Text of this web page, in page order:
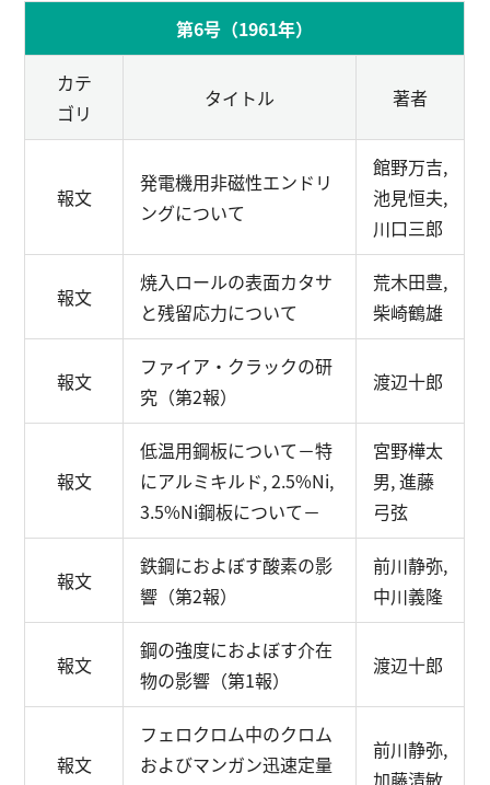
第6号（1961年）
カテ
ゴリ
タイトル 著者
報文
発電機用非磁性エンドリ
ングについて
館野万吉,
池見恒夫,
川口三郎
報文
焼入ロールの表面カタサ
と残留応力について
荒木田豊,
柴崎鶴雄
報文
ファイア・クラックの研
究（第2報）
渡辺十郎
報文
低温用鋼板について－特
にアルミキルド, 2.5%Ni,
3.5%Ni鋼板について－
宮野樺太
男, 進藤
弓弦
報文
鉄鋼におよぼす酸素の影
響（第2報）
前川静弥,
中川義隆
報文
鋼の強度におよぼす介在
物の影響（第1報）
渡辺十郎
報文
フェロクロム中のクロム
およびマンガン迅速定量
前川静弥,
加藤清敏